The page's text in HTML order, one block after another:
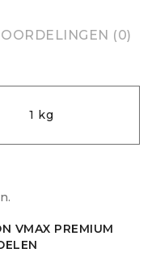
(0)
1 kg
VMAX PREMIUM